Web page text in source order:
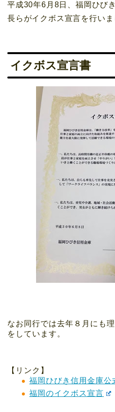
平成30年6月8日、福岡ひび
長らがイクボス宣言を行いま
イクボス宣言書
なお同行では去年８月にも
をしています。
【リンク】
福岡ひびき信用金庫公
福岡のイクボス宣言